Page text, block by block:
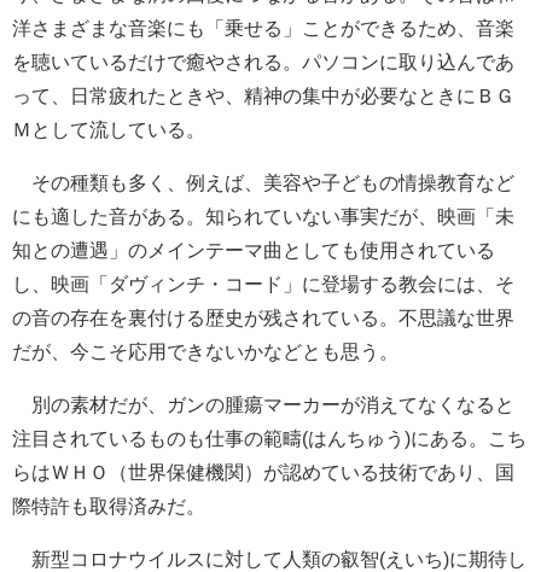
洋さまざまな音楽にも「乗せる」ことができるため、音楽
を聴いているだけで癒やされる。パソコンに取り込んであ
って、日常疲れたときや、精神の集中が必要なときにＢＧ
Ｍとして流している。
その種類も多く、例えば、美容や子どもの情操教育など
にも適した音がある。知られていない事実だが、映画「未
知との遭遇」のメインテーマ曲としても使用されている
し、映画「ダヴィンチ・コード」に登場する教会には、そ
の音の存在を裏付ける歴史が残されている。不思議な世界
だが、今こそ応用できないかなどとも思う。
別の素材だが、ガンの腫瘍マーカーが消えてなくなると
注目されているものも仕事の範疇(はんちゅう)にある。こち
らはＷＨＯ（世界保健機関）が認めている技術であり、国
際特許も取得済みだ。
新型コロナウイルスに対して人類の叡智(えいち)に期待し